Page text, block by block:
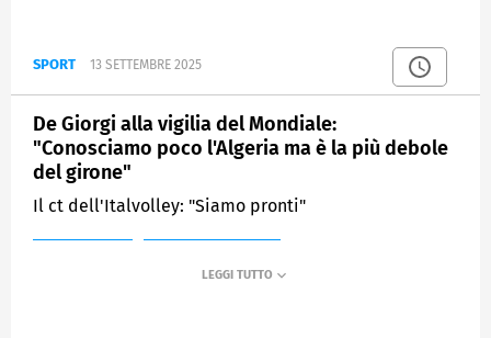
SPORT 13 SETTEMBRE 2025
De Giorgi alla vigilia del Mondiale:
"Conosciamo poco l'Algeria ma è la più debole
del girone"
Il ct dell'Italvolley: "Siamo pronti"